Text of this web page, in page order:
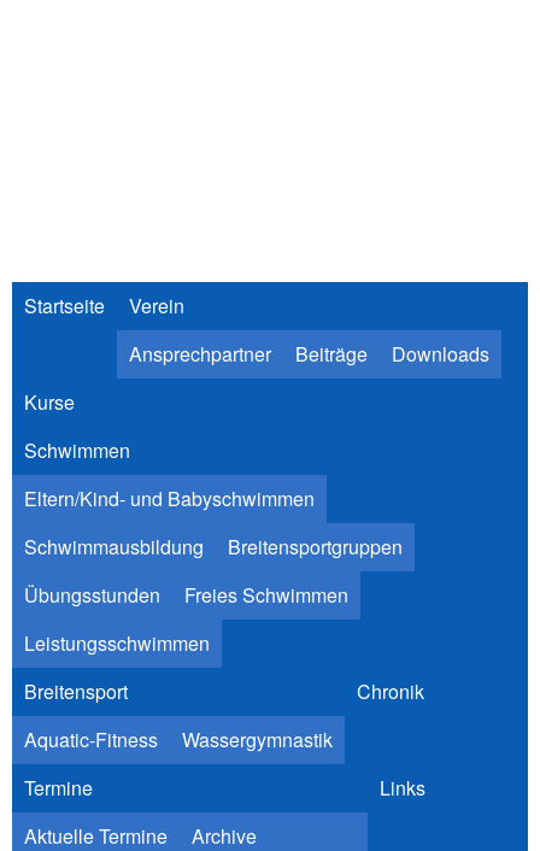
Startseite
Verein
Ansprechpartner
Beiträge
Downloads
Kurse
Schwimmen
Eltern/Kind- und Babyschwimmen
Schwimmausbildung
Breitensportgruppen
Übungsstunden
Freies Schwimmen
Leistungsschwimmen
Breitensport
Aquatic-Fitness
Wassergymnastik
Chronik
Termine
Aktuelle Termine
Archive
Links